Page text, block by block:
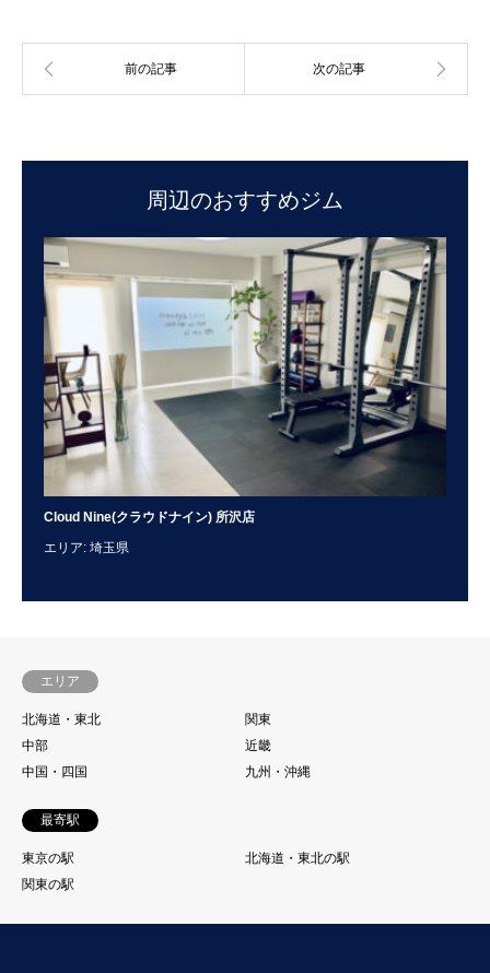
周辺のおすすめジム
Cloud Nine(クラウドナイン) 所沢店
エリア: 埼玉県
エリア
北海道・東北
関東
中部
近畿
中国・四国
九州・沖縄
最寄駅
東京の駅
北海道・東北の駅
関東の駅